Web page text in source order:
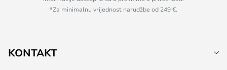
*Za minimalnu vrijednost narudžbe od 249 €.
KONTAKT